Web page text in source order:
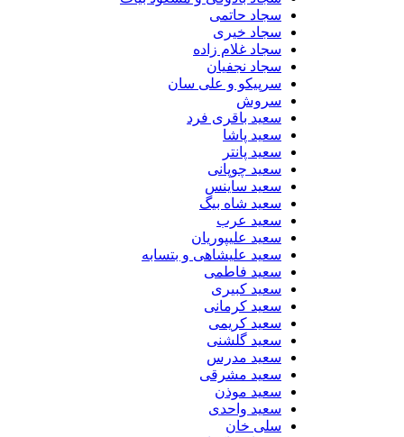
سجاد حاتمی
سجاد خیری
سجاد غلام زاده
سجاد نجفیان
سرپیکو و علی سان
سروش
سعید باقری فرد
سعید پاشا
سعید پانتر
سعید چوپانی
سعید ساینس
سعید شاه بیگ
سعید عرب
سعید علیپوریان
سعید علیشاهی و بتسابه
سعید فاطمی
سعید کبیری
سعید کرمانی
سعید کریمی
سعید گلشنی
سعید مدرس
سعید مشرقی
سعید موذن
سعید واحدی
سلی خان